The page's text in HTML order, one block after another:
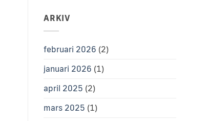
ARKIV
februari 2026 (2)
januari 2026 (1)
april 2025 (2)
mars 2025 (1)